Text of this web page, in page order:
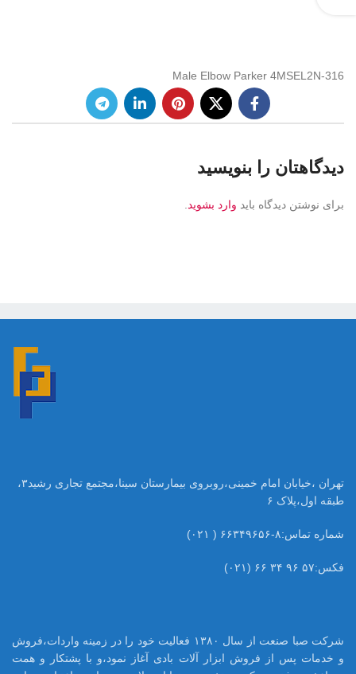
Male Elbow Parker 4MSEL2N-316
دیدگاهتان را بنویسید
برای نوشتن دیدگاه باید وارد بشوید
تهران ،خیابان امام خمینی،روبروی بیمارستان سینا،مجتمع تجاری رشید۳،
طبقه اول،پلاک ۶
شماره تماس:۸-۶۶۳۴۹۶۵۶ ( ۰۲۱)
فکس:۵۷ ۹۶ ۳۴ ۶۶ (۰۲۱)
شرکت صبا صنعت از سال ۱۳۸۰ فعالیت خود را در زمینه واردات،فروش
و خدمات پس از فروش ابزار آلات بادی آغاز نمود،و با پشتکار و همت